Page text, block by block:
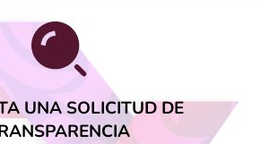
UNA SOLICITUD DE